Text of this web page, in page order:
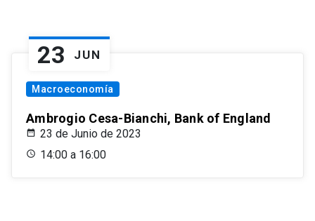
23 JUN
Macroeconomía
Ambrogio Cesa-Bianchi, Bank of England
23 de Junio de 2023
14:00 a 16:00